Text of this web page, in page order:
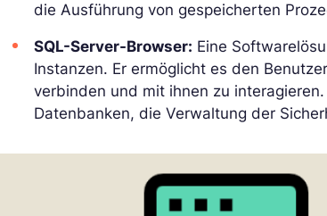
die Ausführung von gespeicherten
SQL-Server-Browser: Eine
Instanzen. Er ermöglicht es den
verbinden und mit ihnen zu
Datenbanken, die Verwaltung der